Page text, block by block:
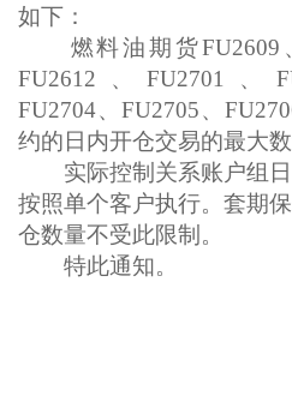
如下：
燃料油期货FU2609
FU2612、FU2701、
FU2704、FU2705、
约的日内开仓交易的最大数
实际控制关系账户组
按照单个客户执行。套期
仓数量不受此限制。
特此通知。